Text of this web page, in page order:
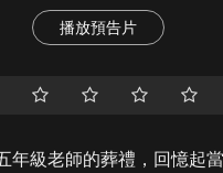
播放預告片
年級老師的葬禮，回憶起